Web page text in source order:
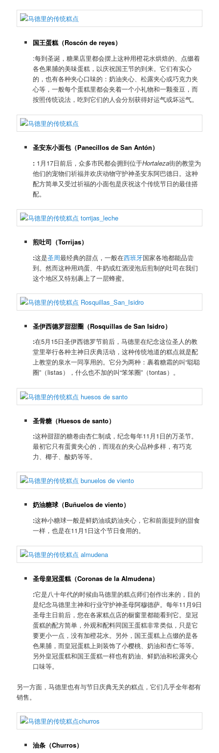
国王蛋糕（Roscón de reyes）
:每到圣诞，糖果店里都会摆上这种用橙花水烘焙的、点缀着
各色果脯的美味蛋糕，以庆祝国王节的到来。它们有实心
的，也有各种夹心口味的：奶油夹心、松露夹心或巧克力夹
心等，一般每个蛋糕里都会夹着一个小礼物和一颗蚕豆，而
按照传统说法，吃到它们的人会分别获得好运气或坏运气。
圣安东小面包（Panecillos de San Antón）
:1月17日前后，众多市民都会拥到位于Hortaleza街的教堂为
他们的宠物们祈福并欢庆动物守护神圣安东阿巴德日。这种
配方简单又受过祈福的小面包是庆祝这个传统节日的最佳搭
配。
煎吐司（Torrijas）
:这是圣周最经典的甜点，一般在西班牙国家各地都能品尝
到。然而这种用鸡蛋、牛奶或红酒浸泡后煎制的吐司在我们
这个地区又特别裹上了一层蜂蜜。
圣伊西德罗甜甜圈（Rosquillas de San Isidro）
:在5月15日圣伊西德罗节前后，马德里在纪念这位圣人的教
堂里举行各种主神日庆典活动，这种传统地道的糕点就是配
上教堂的泉水一同享用的。它分为两种：裹着糖霜的叫“聪聪
圈”（listas），什么也不加的叫“笨笨圈”（tontas）。
圣骨糖（Huesos de santo）
:这种甜甜的糖卷由杏仁制成，纪念每年11月1日的万圣节。
最初它只有蛋黄夹心的，而现在的夹心品种多样，有巧克
力、椰子、酸奶等等。
奶油糖球（Buñuelos de viento）
:这种小糖球一般是鲜奶油或奶油夹心，它和前面提到的甜食
一样，也是在11月1日这个节日食用的。
圣母皇冠蛋糕（Coronas de la Almudena）
:它是八十年代的时候由马德里的糕点师们创作出来的，目的
是纪念马德里主神和行业守护神圣母阿穆德萨。每年11月9日
圣母主日前后，您在各家糕点店的橱窗里都能看到它。皇冠
蛋糕的配方简单，外观和配料同国王蛋糕非常类似，只是它
要更小一点，没有加橙花水。另外，国王蛋糕上点缀的是各
色果脯，而皇冠蛋糕上则装饰了小樱桃、奶油和杏仁等等。
另外皇冠蛋糕和国王蛋糕一样也有奶油、鲜奶油和松露夹心
口味等。
另一方面，马德里也有与节日庆典无关的糕点，它们几乎全年都有
销售。
油条（Churros）